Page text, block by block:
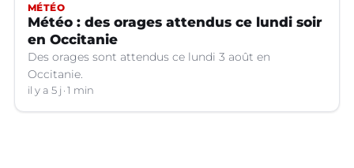
MÉTÉO
Météo : des orages attendus ce lundi soir
en Occitanie
Des orages sont attendus ce lundi 3 août en
Occitanie.
il y a 5 j 1 min